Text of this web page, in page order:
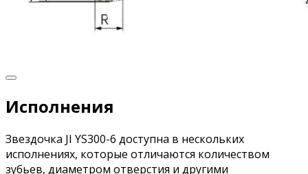
Исполнения
Звездочка JI YS300-6 доступна в нескольких
исполнениях, которые отличаются количеством
зубьев, диаметром отверстия и другими